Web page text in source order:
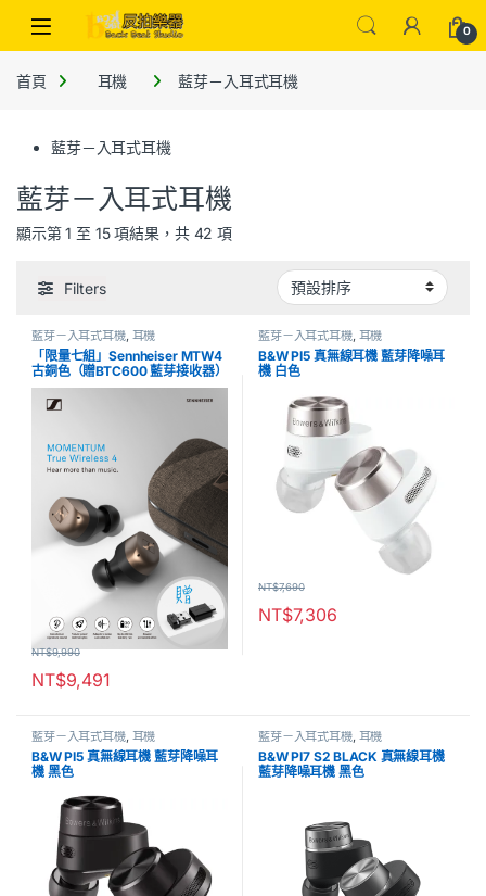
0
首頁 耳機 藍芽－入耳式耳機
藍芽－入耳式耳機
藍芽－入耳式耳機
顯示第 1 至 15 項結果，共 42 項
Filters
藍芽－入耳式耳機, 耳機
「限量七組」Sennheiser MTW4
古銅色（贈BTC600 藍芽接收器）
NT$9,491
NT$9,990
藍芽－入耳式耳機, 耳機
B&W PI5 真無線耳機 藍芽降噪耳
機 白色
NT$7,306
NT$7,690
藍芽－入耳式耳機, 耳機
B&W PI5 真無線耳機 藍芽降噪耳
機 黑色
藍芽－入耳式耳機, 耳機
B&W PI7 S2 BLACK 真無線耳機
藍芽降噪耳機 黑色